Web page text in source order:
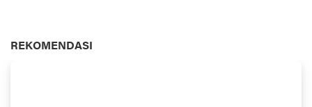
REKOMENDASI